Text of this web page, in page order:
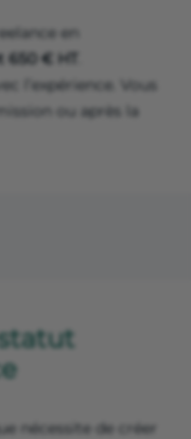
en
650 € HT
l’expérience. Vous
ou après la
nécessite de créer